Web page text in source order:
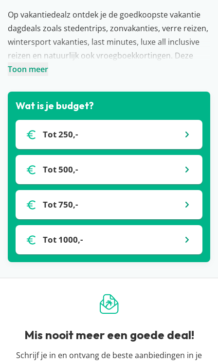
Op vakantiedealz ontdek je de goedkoopste vakantie
dagdeals zoals stedentrips, zonvakanties, verre reizen,
wintersport vakanties, last minutes, luxe all inclusive
reizen en natuurlijk ook vroegboekkortingen. Deze
goedkope dagaanbiedingen worden zo veel mogelijk
bijvoorbeeld Turkije, Berlijn,
Spanjescoren! Kijk dus altijd op vakantiedealz voor
vakantie dagdeals, acties en dagaanbiedingen.
Toon meer
Wat is je budget?
Tot 250,-
Tot 500,-
Tot 750,-
Tot 1000,-
Mis nooit meer een goede deal!
Schrijf je in en ontvang de beste aanbiedingen in je